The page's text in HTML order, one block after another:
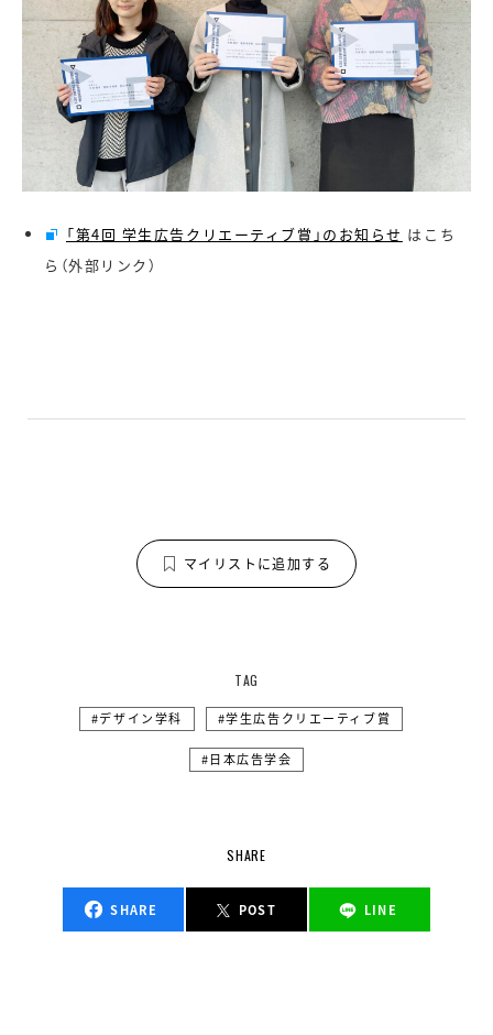
「第4回 学生広告クリエーティブ賞」のお知らせ はこち
ら（外部リンク）
マイリストに追加する
TAG
デザイン学科 学生広告クリエーティブ賞
日本広告学会
SHARE
SHARE POST LINE